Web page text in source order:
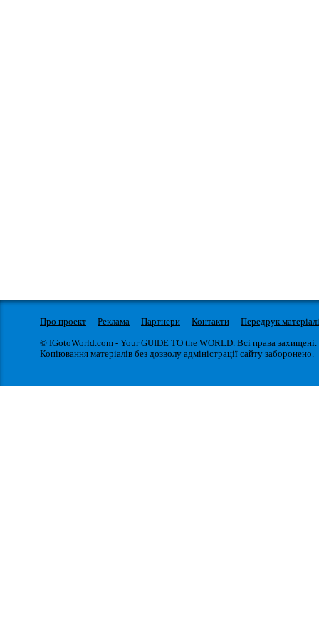
Про проект Реклама Партнери Контакти
Передрук
© IGotoWorld.com - Your GUIDE TO the WORLD. Всі права захищені.
Копіювання матеріалів без дозволу адміністрації сайту заборонено.